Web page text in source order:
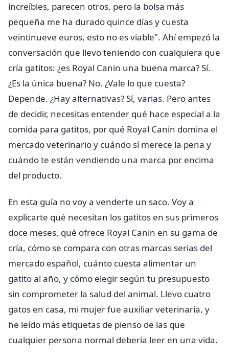
increíbles, parecen otros, pero la bolsa más
pequeña me ha durado quince días y cuesta
veintinueve euros, esto no es viable". Ahí empezó la
conversación que llevo teniendo con cualquiera que
cría gatitos: ¿es Royal Canin una buena marca? Sí.
¿Es la única buena? No. ¿Vale lo que cuesta?
Depende. ¿Hay alternativas? Sí, varias. Pero antes
de decidir, necesitas entender qué hace especial a la
comida para gatitos, por qué Royal Canin domina el
mercado veterinario y cuándo sí merece la pena y
cuándo te están vendiendo una marca por encima
del producto.
En esta guía no voy a venderte un saco. Voy a
explicarte qué necesitan los gatitos en sus primeros
doce meses, qué ofrece Royal Canin en su gama de
cría, cómo se compara con otras marcas serias del
mercado español, cuánto cuesta alimentar un
gatito al año, y cómo elegir según tu presupuesto
sin comprometer la salud del animal. Llevo cuatro
gatos en casa, mi mujer fue auxiliar veterinaria, y
he leído más etiquetas de pienso de las que
cualquier persona normal debería leer en una vida.